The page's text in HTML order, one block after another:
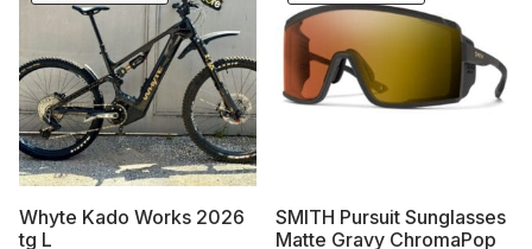
Whyte Kado Works 2026
tg L
SMITH Pursuit Sunglasses
Matte Gravy ChromaPop